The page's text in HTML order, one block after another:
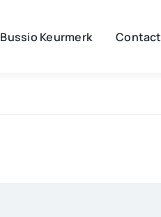
Bussio Keurmerk Contact